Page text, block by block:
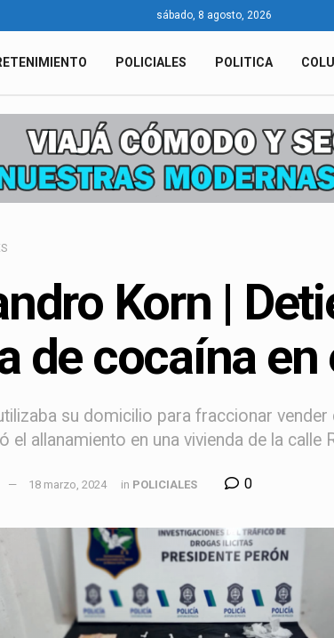
sábado, 8 agosto, 2026
POLICIALES POLITICA
Korn |
de cocaína
su domicilio para fraccionar
el allanamiento en una vivienda de la
18 marzo, 2024 in POLICIALES 0